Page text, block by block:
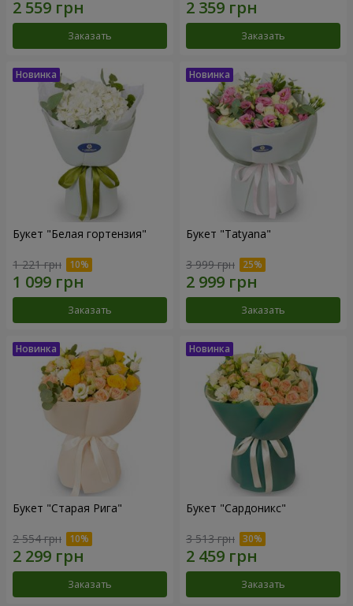
Заказать Заказать
Букет "Белая гортензия"
1 221 грн
Заказать
Букет "Tatyana"
3 999 грн
Заказать
Букет "Старая Рига"
2 554 грн
Заказать
Букет "Сардоникс"
3 513 грн
Заказать